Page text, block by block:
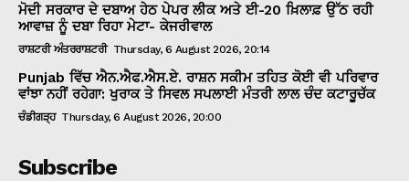
ਮੋਦੀ ਸਰਕਾਰ ਦੇ ਦਬਾਅ ਹੇਠ ਪੇਪਰ ਲੀਕ ਅਤੇ ਈ-20 ਖ਼ਿਲਾਫ਼ ਉੱਠ ਰਹੀ
ਆਵਾਜ਼ ਨੂੰ ਦਬਾ ਰਿਹਾ ਮੇਟਾ- ਕੇਜਰੀਵਾਲ
ਰਾਸ਼ਟਰੀ ਅੰਤਰਰਾਸ਼ਟਰੀ Thursday, 6 August 2026, 20:14
Punjab ਵਿੱਚ ਐਨ.ਐਫ.ਐਸ.ਏ. ਰਾਸ਼ਨ ਸਕੀਮ ਤਹਿਤ ਕੋਈ ਵੀ ਪਰਿਵਾਰ
ਵਾਂਝਾ ਨਹੀਂ ਰਹੇਗਾ: ਖੁਰਾਕ ਤੇ ਸਿਵਲ ਸਪਲਾਈ ਮੰਤਰੀ ਲਾਲ ਚੰਦ ਕਟਾਰੂਚੱਕ
ਚੰਡੀਗੜ੍ਹ Thursday, 6 August 2026, 20:00
Subscribe